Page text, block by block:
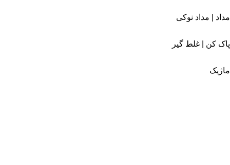
مداد | مداد نوکی
پاک کن | غلط گیر
ماژیک